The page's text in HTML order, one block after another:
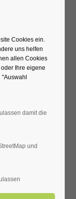
Cookies ein.
uns helfen
allen Cookies
Ihre eigene
damit die
und